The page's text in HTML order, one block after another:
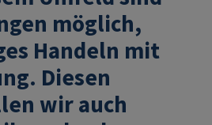
möglich,
Handeln mit
Diesen
wir auch